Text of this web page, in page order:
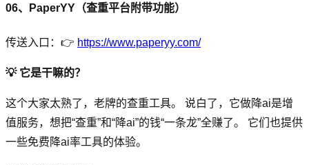
06、PaperYY（查重平台附带功能）
传送入口：👉 https://www.paperyy.com/
💡 它是干嘛的？
这个大家太熟了，老牌的查重工具。 说白了，它做降ai是增
值服务，想把“查重”和“降ai”的钱“一条龙”全赚了。 它们也提供
一些免费降ai率工具的体验。